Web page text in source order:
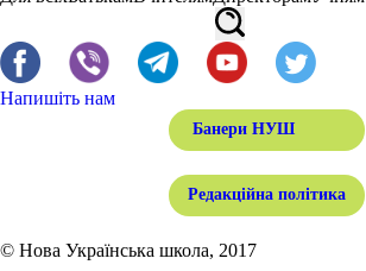
Напишіть нам
Банери НУШ
Редакційна політика
© Нова Українська школа, 2017